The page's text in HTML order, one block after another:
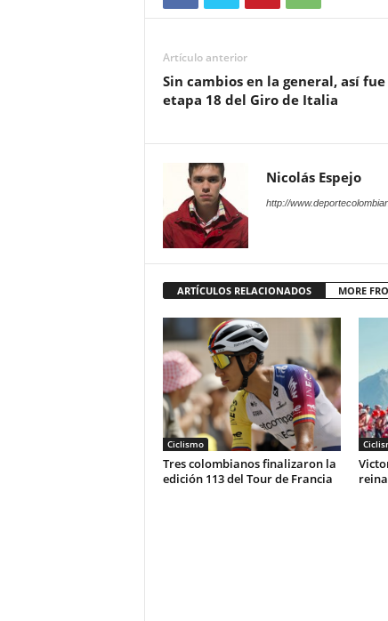
Artículo anterior
Sin cambios en la general, así fue
etapa 18 del Giro de Italia
Nicolás Espejo
http://
ARTÍCULOS RELACIONADOS MORE
Ciclismo
Tres colombianos finalizaron la
edición 113 del Tour de Francia